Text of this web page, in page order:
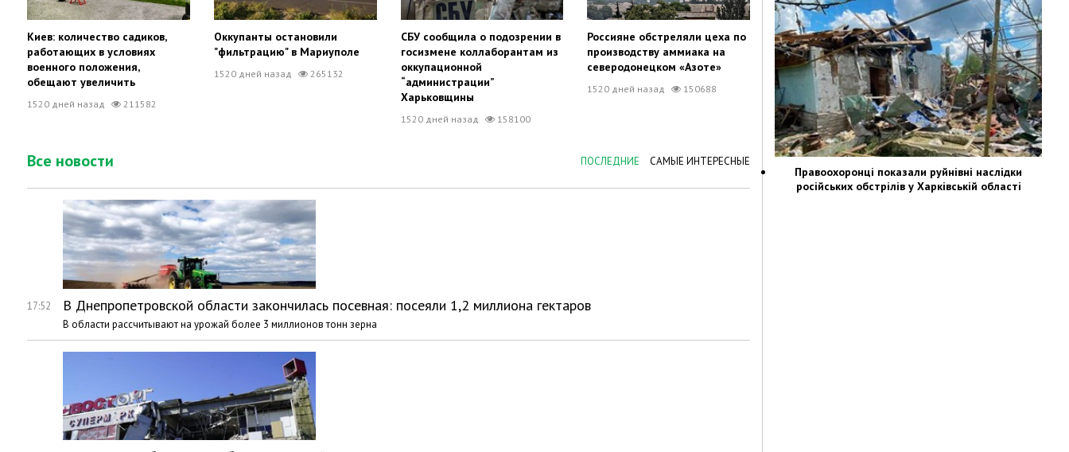
Киев: количество садиков,
работающих в условиях
военного положения,
обещают увеличить
1520 дней назад 211582
Оккупанты остановили
"фильтрацию" в Мариуполе
1520 дней назад 265132
СБУ сообщила о подозрении в
госизмене коллаборантам из
оккупационной
“администрации”
Харьковщины
1520 дней назад 158100
Россияне обстреляли цеха по
производству аммиака на
северодонецком «Азоте»
1520 дней назад 150688
Все новости ПОСЛЕДНИЕ САМЫЕ ИНТЕРЕСНЫЕ
17:52 В Днепропетровской области закончилась посевная: посеяли 1,2 миллиона гектаров
В области рассчитывают на урожай более 3 миллионов тонн зерна
Правоохоронці показали руйнівні наслідки
російських обстрілів у Харківській області